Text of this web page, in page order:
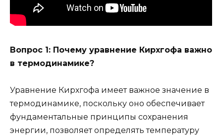
Вопрос 1: Почему уравнение Кирхгофа важно
в термодинамике?
Уравнение Кирхгофа имеет важное значение в
термодинамике, поскольку оно обеспечивает
фундаментальные принципы сохранения
энергии, позволяет определять температуру